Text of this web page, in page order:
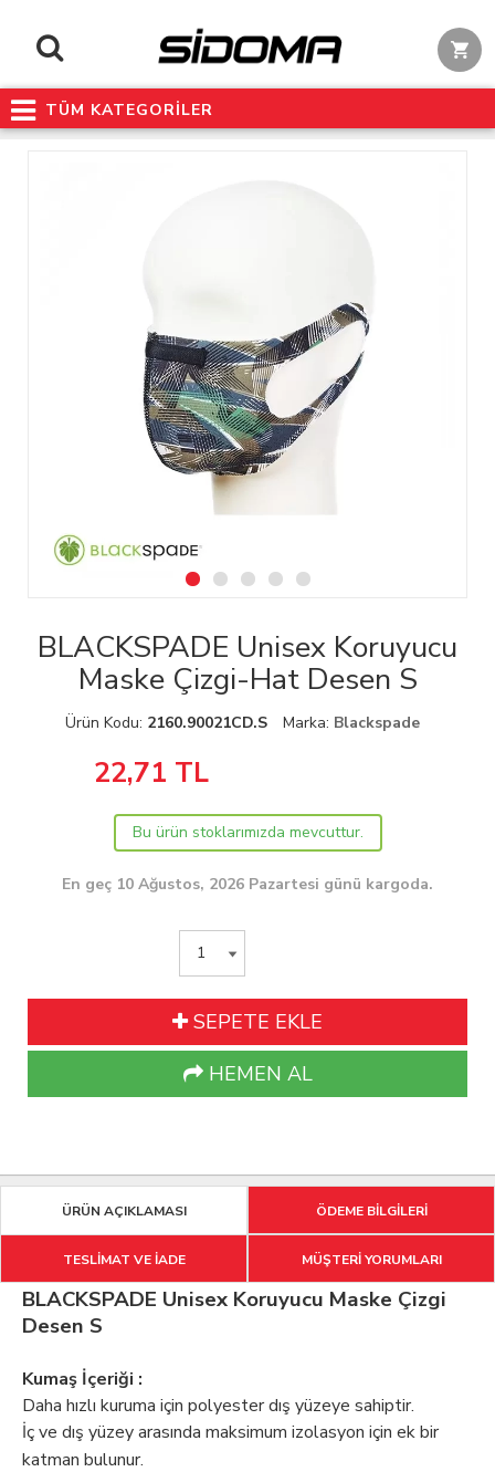
TÜM KATEGORİLER
BLACKSPADE Unisex Koruyucu
Maske Çizgi-Hat Desen S
Ürün Kodu: 2160.90021CD.S Marka: Blackspade
22,71 TL
Bu ürün stoklarımızda mevcuttur.
En geç 10 Ağustos, 2026 Pazartesi günü kargoda.
SEPETE EKLE
HEMEN AL
ÜRÜN AÇIKLAMASI ÖDEME BİLGİLERİ
TESLİMAT VE İADE MÜŞTERİ YORUMLARI
BLACKSPADE Unisex Koruyucu Maske Çizgi
Desen S
Kumaş İçeriği :
Daha hızlı kuruma için polyester dış yüzeye sahiptir.
İç ve dış yüzey arasında maksimum izolasyon için ek bir
katman bulunur.